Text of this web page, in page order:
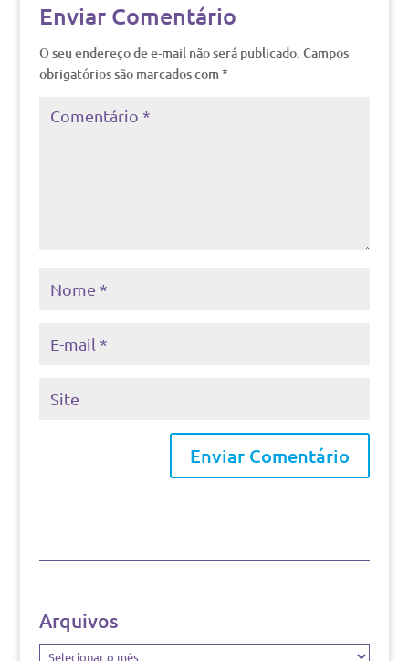
Enviar Comentário
O seu endereço de e-mail não será publicado. Campos
obrigatórios são marcados com *
Arquivos
Arquivos